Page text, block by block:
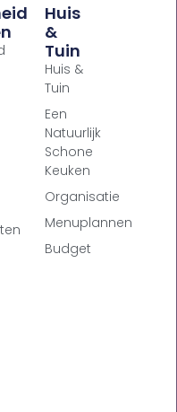
Huis
&
Tuin
Huis &
Tuin
Een
Natuurlijk
Schone
Keuken
Organisatie
Menuplannen
Budget